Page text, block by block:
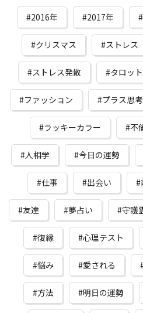
2016年 2017年
クリスマス ストレス
ストレス発散 タロット
ファッション プラス思考
ラッキーカラー 不
人相学 今日の運勢
仕事 出会い
友達 夢占い 守護
復縁 心理テスト
悩み 愛される
方法 明日の運勢